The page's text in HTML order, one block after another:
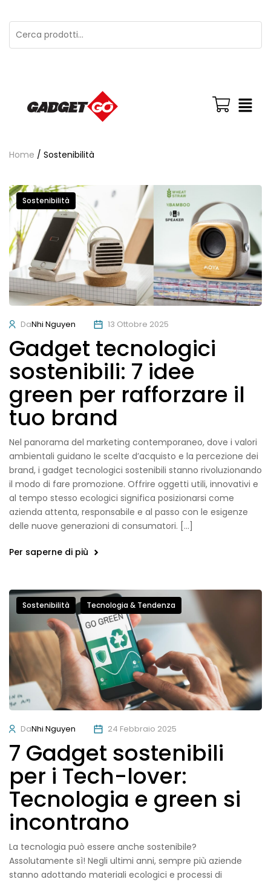
Home / Sostenibilità
Sostenibilità
DaNhi Nguyen 13 Ottobre 2025
Gadget tecnologici
sostenibili: 7 idee
green per rafforzare il
tuo brand
Nel panorama del marketing contemporaneo, dove i valori
ambientali guidano le scelte d’acquisto e la percezione dei
brand, i gadget tecnologici sostenibili stanno rivoluzionando
il modo di fare promozione. Offrire oggetti utili, innovativi e
al tempo stesso ecologici significa posizionarsi come
azienda attenta, responsabile e al passo con le esigenze
delle nuove generazioni di consumatori. […]
Per saperne di più
Sostenibilità Tecnologia & Tendenza
DaNhi Nguyen 24 Febbraio 2025
7 Gadget sostenibili
per i Tech-lover:
Tecnologia e green si
incontrano
La tecnologia può essere anche sostenibile?
Assolutamente sì! Negli ultimi anni, sempre più aziende
stanno adottando materiali ecologici e processi di